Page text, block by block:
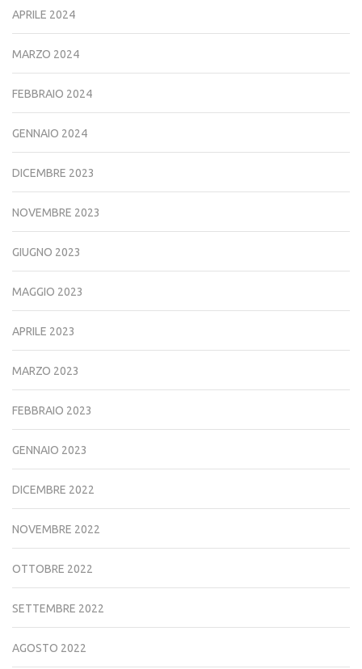
APRILE 2024
MARZO 2024
FEBBRAIO 2024
GENNAIO 2024
DICEMBRE 2023
NOVEMBRE 2023
GIUGNO 2023
MAGGIO 2023
APRILE 2023
MARZO 2023
FEBBRAIO 2023
GENNAIO 2023
DICEMBRE 2022
NOVEMBRE 2022
OTTOBRE 2022
SETTEMBRE 2022
AGOSTO 2022